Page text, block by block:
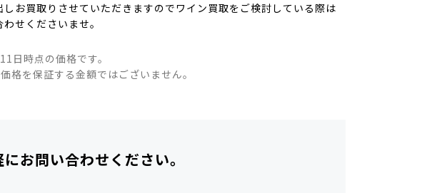
お買取りさせていただきますのでワイン買取をご検討している際は
せくださいませ。
日時点の価格です。
格を保証する金額ではございません。
お問い合わせください。